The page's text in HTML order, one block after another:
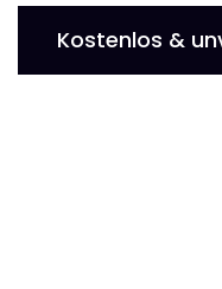
Kostenlos &